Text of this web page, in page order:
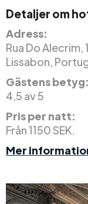
Detaljer om
Adress:
Rua Do Alecrim,
Lissabon,
Gästens betyg:
4,5 av 5
Pris per natt:
Från 1150 SEK.
Mer